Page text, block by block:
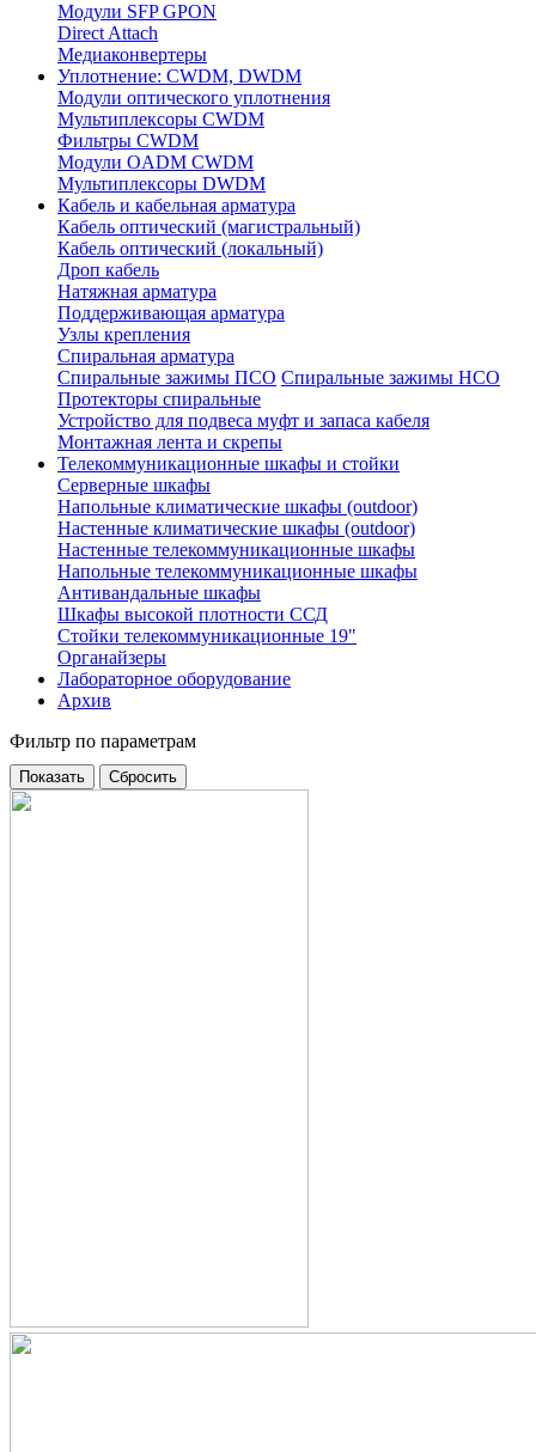
Модули SFP GPON
Direct Attach
Медиаконвертеры
Уплотнение: CWDM, DWDM
Модули оптического уплотнения
Мультиплексоры CWDM
Фильтры CWDM
Модули OADM CWDM
Мультиплексоры DWDM
Кабель и кабельная арматура
Кабель оптический (магистральный)
Кабель оптический (локальный)
Дроп кабель
Натяжная арматура
Поддерживающая арматура
Узлы крепления
Спиральная арматура
Спиральные зажимы ПСО Спиральные зажимы НСО
Протекторы спиральные
Устройство для подвеса муфт и запаса кабеля
Монтажная лента и скрепы
Телекоммуникационные шкафы и стойки
Серверные шкафы
Напольные климатические шкафы (outdoor)
Настенные климатические шкафы (outdoor)
Настенные телекоммуникационные шкафы
Напольные телекоммуникационные шкафы
Антивандальные шкафы
Шкафы высокой плотности ССД
Стойки телекоммуникационные 19"
Органайзеры
Лабораторное оборудование
Архив
Фильтр по параметрам